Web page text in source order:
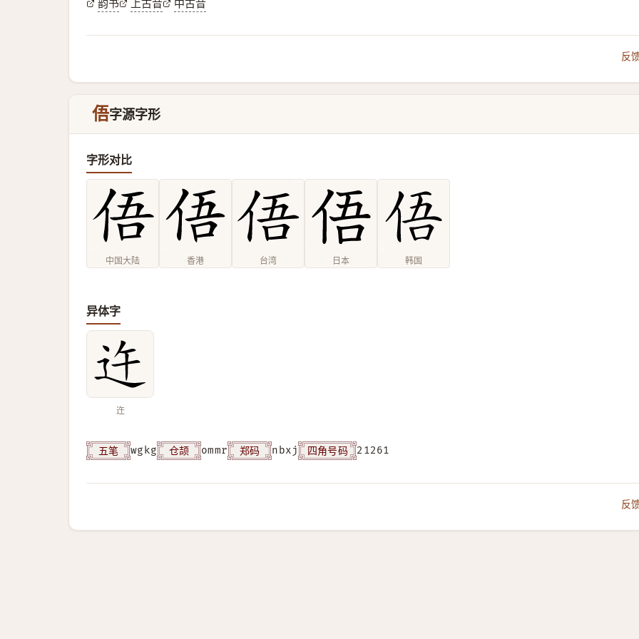
韵书 上古音 中古音
反
俉字源字形
字形对比
中国大陆 香港 台湾 日本 韩国
异体字
迕
五笔 wgkg 仓颉 ommr 郑码 nbxj 四角号码 21261
反